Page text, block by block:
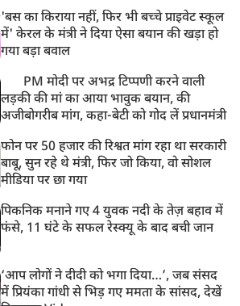
'बस का किराया नहीं, फिर भी बच्चे प्राइवेट स्कूल
में' केरल के मंत्री ने दिया ऐसा बयान की खड़ा हो
गया बड़ा बवाल
PM मोदी पर अभद्र टिप्पणी करने वाली
लड़की की मां का आया भावुक बयान, की
अजीबोगरीब मांग, कहा-बेटी को गोद लें प्रधानमंत्री
फोन पर 50 हजार की रिश्वत मांग रहा था सरकारी
बाबू, सुन रहे थे मंत्री, फिर जो किया, वो सोशल
मीडिया पर छा गया
पिकनिक मनाने गए 4 युवक नदी के तेज़ बहाव में
फंसे, 11 घंटे के सफल रेस्क्यू के बाद बची जान
‘आप लोगों ने दीदी को भगा दिया…’, जब संसद
में प्रियंका गांधी से भिड़ गए ममता के सांसद, देखें